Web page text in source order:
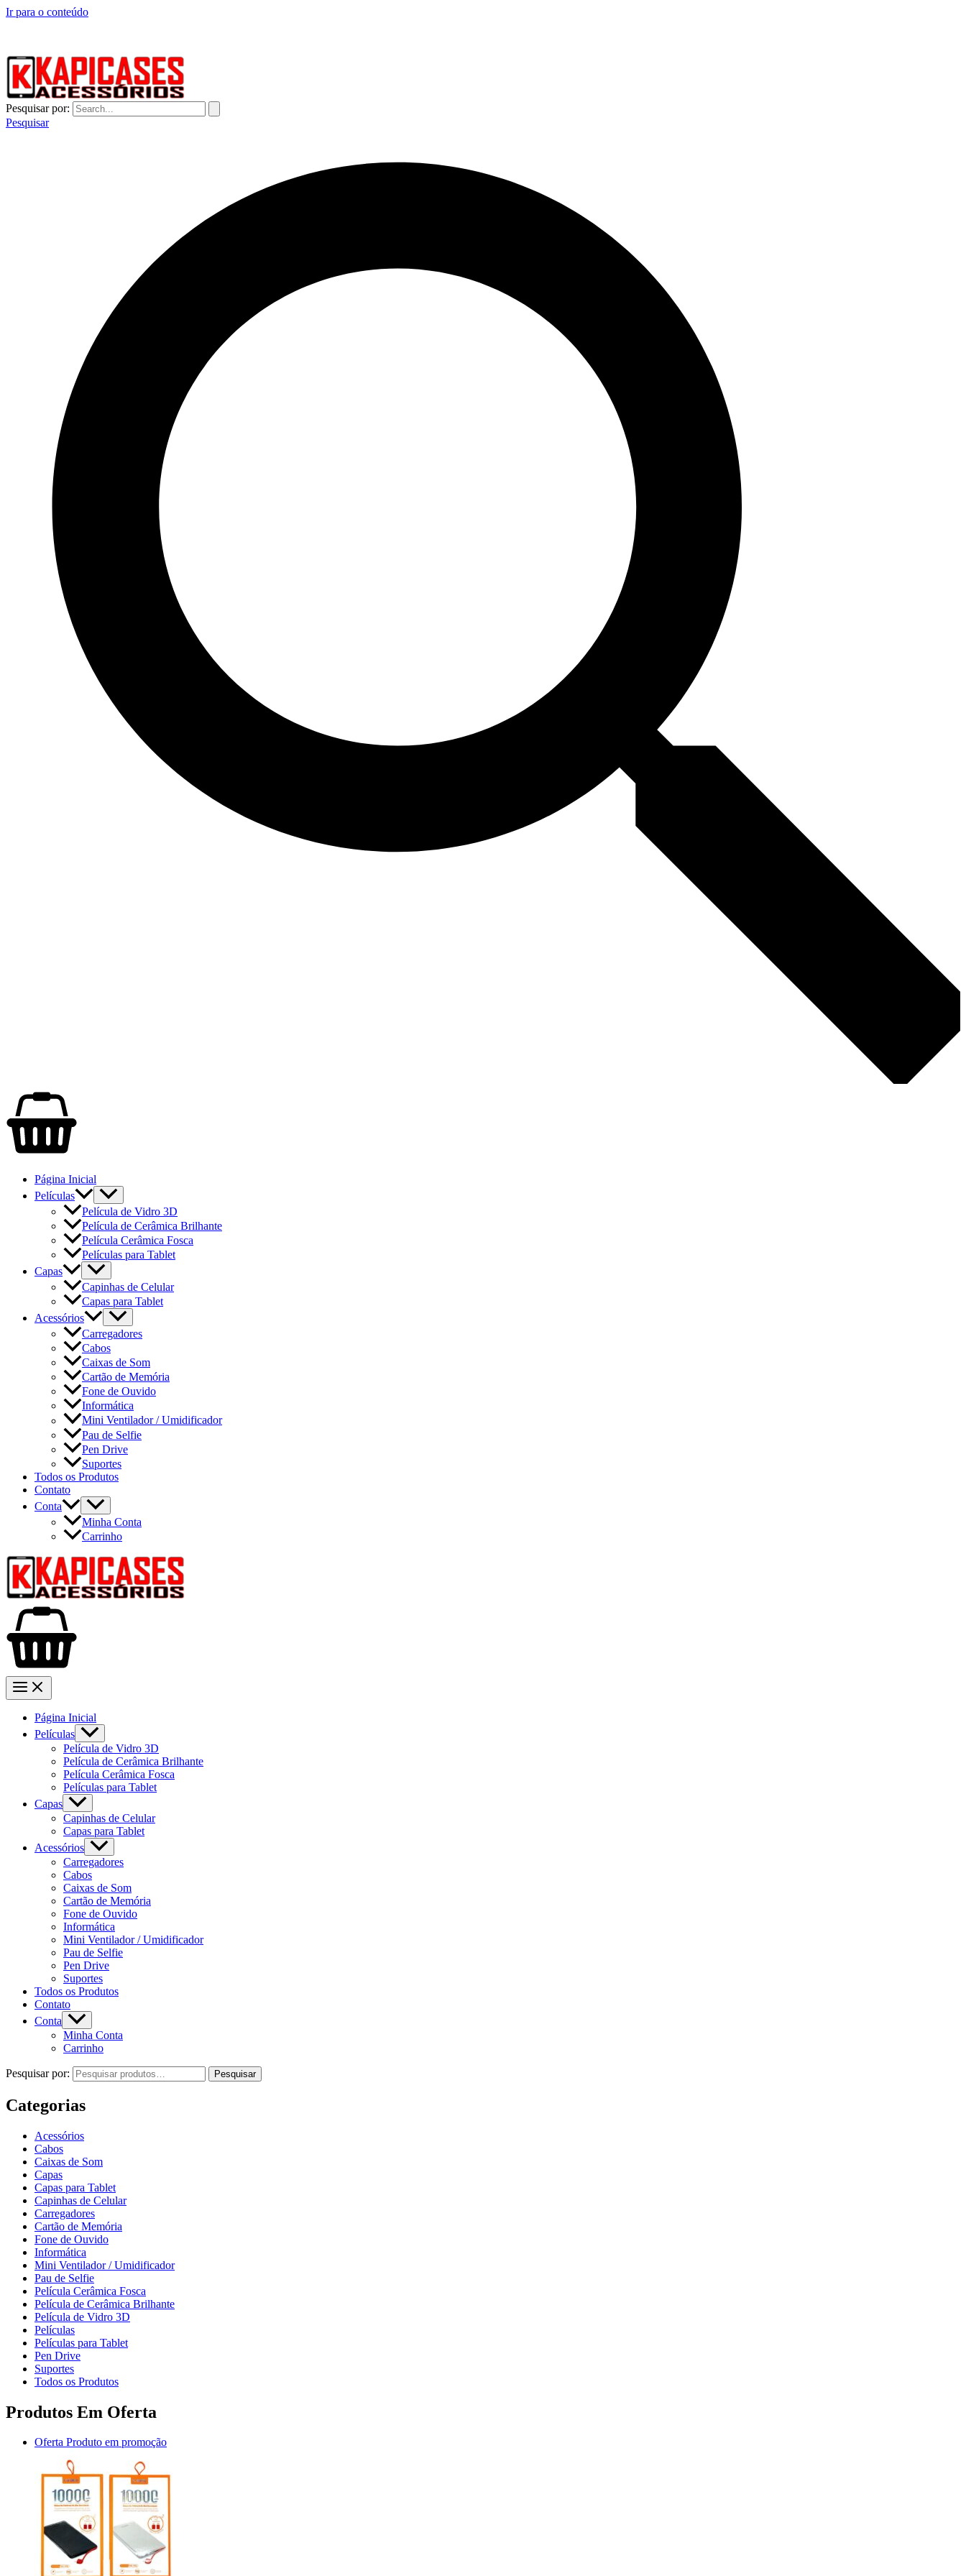
Ir para o conteúdo
Pesquisar por:
Pesquisar
Página Inicial
Películas
Película de Vidro 3D
Película de Cerâmica Brilhante
Película Cerâmica Fosca
Películas para Tablet
Capas
Capinhas de Celular
Capas para Tablet
Acessórios
Carregadores
Cabos
Caixas de Som
Cartão de Memória
Fone de Ouvido
Informática
Mini Ventilador / Umidificador
Pau de Selfie
Pen Drive
Suportes
Todos os Produtos
Contato
Conta
Minha Conta
Carrinho
Página Inicial
Películas
Película de Vidro 3D
Película de Cerâmica Brilhante
Película Cerâmica Fosca
Películas para Tablet
Capas
Capinhas de Celular
Capas para Tablet
Acessórios
Carregadores
Cabos
Caixas de Som
Cartão de Memória
Fone de Ouvido
Informática
Mini Ventilador / Umidificador
Pau de Selfie
Pen Drive
Suportes
Todos os Produtos
Contato
Conta
Minha Conta
Carrinho
Pesquisar por: Pesquisar
Categorias
Acessórios
Cabos
Caixas de Som
Capas
Capas para Tablet
Capinhas de Celular
Carregadores
Cartão de Memória
Fone de Ouvido
Informática
Mini Ventilador / Umidificador
Pau de Selfie
Película Cerâmica Fosca
Película de Cerâmica Brilhante
Película de Vidro 3D
Películas
Películas para Tablet
Pen Drive
Suportes
Todos os Produtos
Produtos Em Oferta
Oferta Produto em promoção